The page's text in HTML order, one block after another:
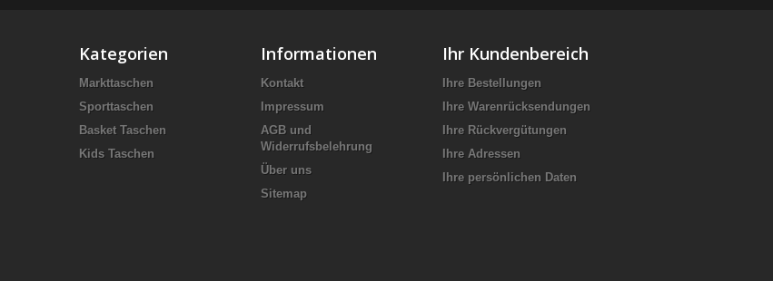
Kategorien
Markttaschen
Sporttaschen
Basket Taschen
Kids Taschen
Informationen
Kontakt
Impressum
AGB und
Widerrufsbelehrung
Über uns
Sitemap
Ihr Kundenbereich
Ihre Bestellungen
Ihre Warenrücksendungen
Ihre Rückvergütungen
Ihre Adressen
Ihre persönlichen Daten